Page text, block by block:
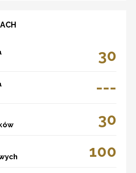
30
---
30
100